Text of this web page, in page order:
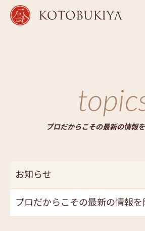
プロだからこその最新の情報
お知らせ
プロだからこその最新の情報